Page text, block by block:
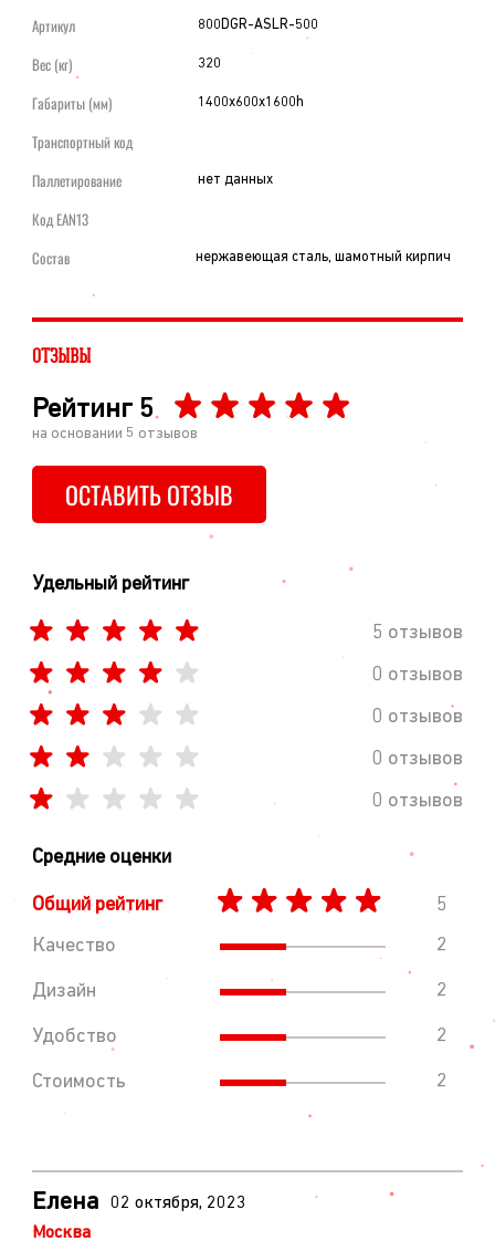
Артикул 800DGR-ASLR-500
Вес (кг) 320
Габариты (мм) 1400x600x1600h
Транспортный код
Паллетирование
нет данных
Код EAN13
Состав
нержавеющая сталь, шамотный кирпич
ОТЗЫВЫ
Рейтинг 5
на основании 5 отзывов
ОСТАВИТЬ ОТЗЫВ
Удельный рейтинг
5 отзывов
0 отзывов
0 отзывов
0 отзывов
0 отзывов
Средние оценки
Общий рейтинг
5
Качество
2
Дизайн 2
Удобство 2
Стоимость 2
Елена
02 октября, 2023
Москва